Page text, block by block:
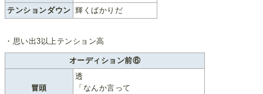
テンションダウン 輝くばかりだ
・思い出3以上テンション高
オーディション前⑥
冒頭
透
「なんか言って